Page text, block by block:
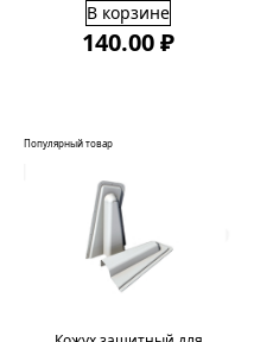
В корзине
140.00 ₽
Популярный товар